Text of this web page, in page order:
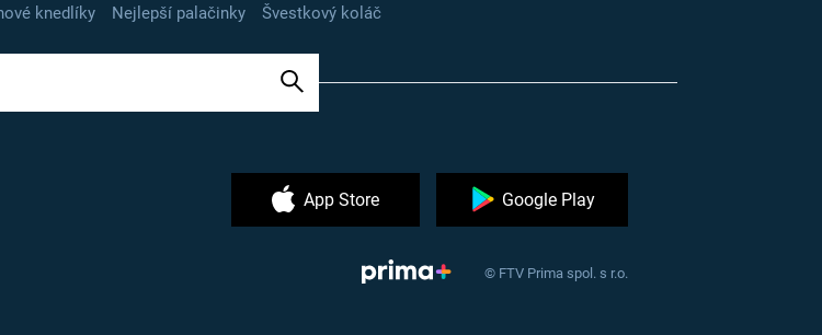
knedlíky Nejlepší palačinky Švestkový koláč
App Store Google Play
© FTV Prima spol. s r.o.